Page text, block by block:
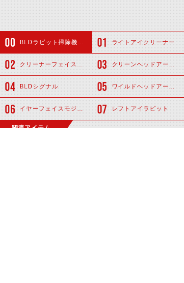
BLDラビット掃除機ヘッド ライトアイクリーナー
クリーナーフェイスモジュール クリーンヘッドアーマー
BLDシグナル ワイルドヘッドアーマー
イヤーフェイスモジュール レフトアイラビット
関連アイテム